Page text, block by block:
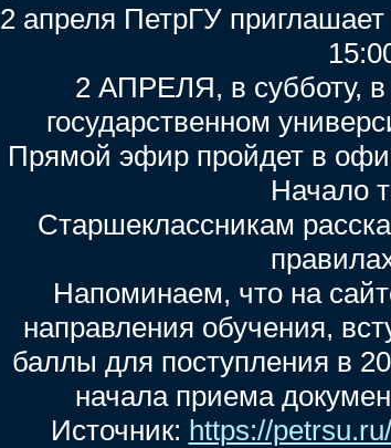
2 апреля ПетрГУ
2 АПРЕЛЯ, в субботу,
государственном
Прямой эфир пройдет в
Начало
Старшеклассникам
Напоминаем, что на
направления обучения,
баллы для поступления в
начала приема
Источник: https://